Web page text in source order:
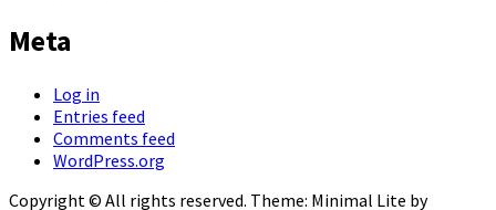
Meta
Log in
Entries feed
Comments feed
WordPress.org
Copyright © All rights reserved. Theme: Minimal Lite by